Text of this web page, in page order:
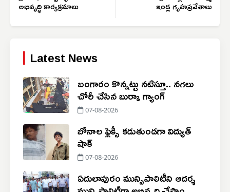
అభివృద్ధి కార్యక్రమాలు ఇండ్ల గృహప్రవేశాలు
Latest News
బంగారం కొన్నట్టు నటిస్తూ.. నగలు
చోరీ చేసిన బుర్కా గ్యాంగ్
07-08-2026
బోనాల ఫ్లెక్సీ కడుతుండగా విద్యుత్
షాక్
07-08-2026
ఏదులాపురం మున్సిపాలిటీని ఆదర్శ